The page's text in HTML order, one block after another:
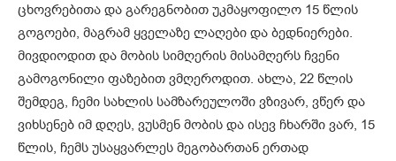
ცხოვრებითა და გარეგნობით უკმაყოფილო 15 წლის
გოგოები, მაგრამ ყველაზე ლაღები და ბედნიერები.
მივდიოდით და მობის სიმღერის მისამღერს ჩვენი
გამოგონილი ფაზებით ვმღეროდით. ახლა, 22 წლის
შემდეგ, ჩემი სახლის სამზარეულოში ვზივარ, ვწერ და
ვიხსენებ იმ დღეს, ვუსმენ მობის და ისევ ჩხარში ვარ, 15
წლის, ჩემს უსაყვარლეს მეგობართან ერთად